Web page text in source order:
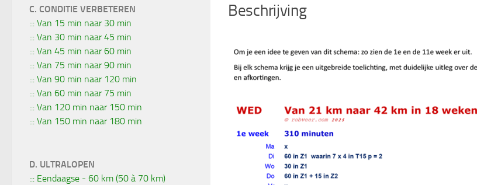
week)
aantal
Beschrijving
C. CONDITIE VERBETEREN
::: Van 15 min naar 30 min
::: Van 30 min naar 45 min
::: Van 45 min naar 60 min
::: Van 75 min naar 90 min
::: Van 90 min naar 120 min
::: Van 60 min naar 75 min
::: Van 120 min naar 150 min
::: Van 150 min naar 180 min
D. ULTRALOPEN
::: Eendaagse - 60 km (50 à 70 km)